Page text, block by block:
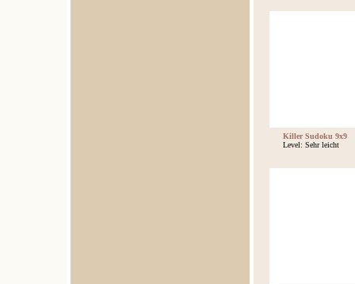
Killer Sudoku 9x9
Level: Sehr leicht